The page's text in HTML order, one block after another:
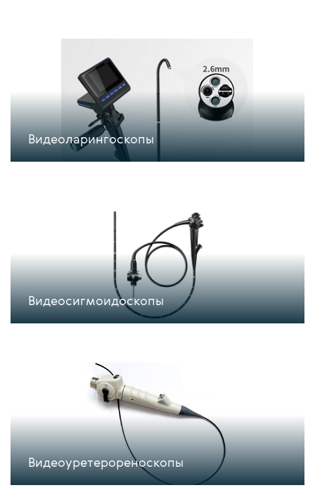
Видеоларингоскопы
Видеосигмоидоскопы
Видеоуретерореноскопы